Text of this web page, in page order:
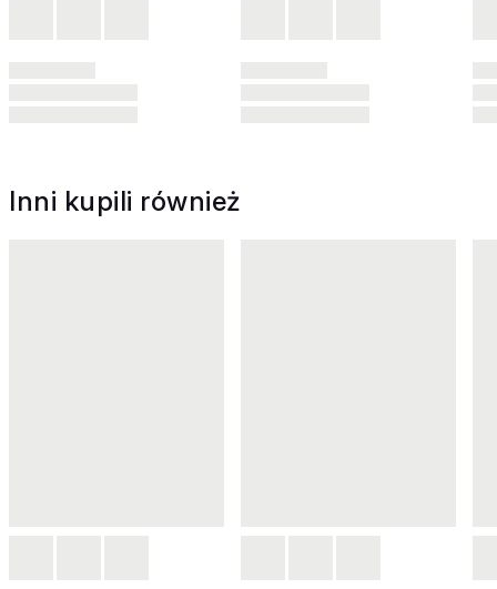
Inni kupili również